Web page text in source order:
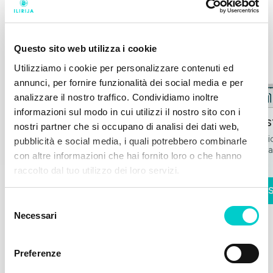
Questo sito web utilizza i cookie
Utilizziamo i cookie per personalizzare contenuti ed
annunci, per fornire funzionalità dei social media e per
analizzare il nostro traffico. Condividiamo inoltre
informazioni sul modo in cui utilizzi il nostro sito con i
nostri partner che si occupano di analisi dei dati web,
pubblicità e social media, i quali potrebbero combinarle
con altre informazioni che hai fornito loro o che hanno
raccolto dal tuo utilizzo dei loro servizi.
delNecessari
Preferenze
Ekskluzivne ponude za hotele, vile i glamping!
30% OFF
Hotel
FLASH SALE
Pranzo a buffet gratuito e lettini in spiaggia. I
bambini soggiornano...
Scopri di più